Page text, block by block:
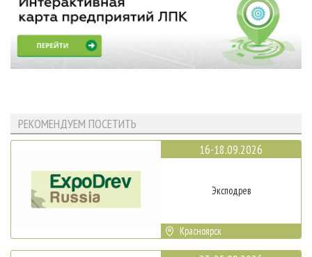
РЕКОМЕНДУЕМ ПОСЕТИТЬ
16-18.09.2026
Эксподрев
Красноярск